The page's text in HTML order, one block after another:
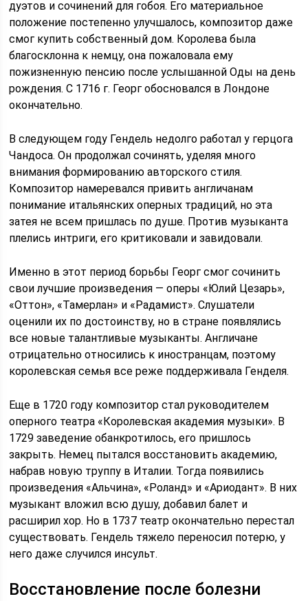
дуэтов и сочинений для гобоя. Его материальное
положение постепенно улучшалось, композитор даже
смог купить собственный дом. Королева была
благосклонна к немцу, она пожаловала ему
пожизненную пенсию после услышанной Оды на день
рождения. С 1716 г. Георг обосновался в Лондоне
окончательно.
В следующем году Гендель недолго работал у герцога
Чандоса. Он продолжал сочинять, уделяя много
внимания формированию авторского стиля.
Композитор намеревался привить англичанам
понимание итальянских оперных традиций, но эта
затея не всем пришлась по душе. Против музыканта
плелись интриги, его критиковали и завидовали.
Именно в этот период борьбы Георг смог сочинить
свои лучшие произведения — оперы «Юлий Цезарь»,
«Оттон», «Тамерлан» и «Радамист». Слушатели
оценили их по достоинству, но в стране появлялись
все новые талантливые музыканты. Англичане
отрицательно относились к иностранцам, поэтому
королевская семья все реже поддерживала Генделя.
Еще в 1720 году композитор стал руководителем
оперного театра «Королевская академия музыки». В
1729 заведение обанкротилось, его пришлось
закрыть. Немец пытался восстановить академию,
набрав новую труппу в Италии. Тогда появились
произведения «Альчина», «Роланд» и «Ариодант». В них
музыкант вложил всю душу, добавил балет и
расширил хор. Но в 1737 театр окончательно перестал
существовать. Гендель тяжело переносил потерю, у
него даже случился инсульт.
Восстановление после болезни